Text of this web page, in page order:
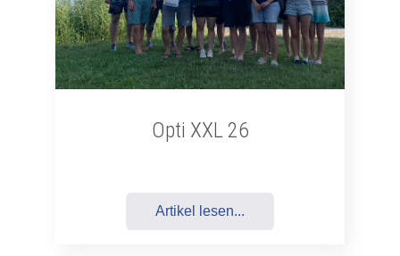
Opti XXL 26
Artikel lesen...